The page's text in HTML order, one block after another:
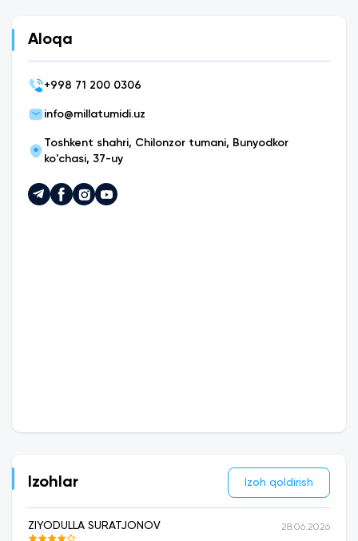
Aloqa
+998 71 200 0306
info@millatumidi.uz
Toshkent shahri, Chilonzor tumani, Bunyodkor
ko'chasi, 37-uy
Izohlar Izoh qoldirish
ZIYODULLA SURATJONOV 28.06.2026